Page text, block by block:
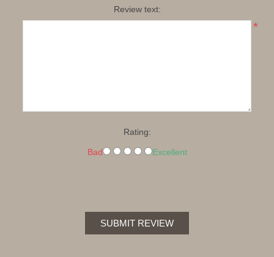
Review text:
*
Rating:
Bad Excellent
SUBMIT REVIEW